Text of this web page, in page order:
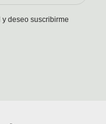
y deseo suscribirme